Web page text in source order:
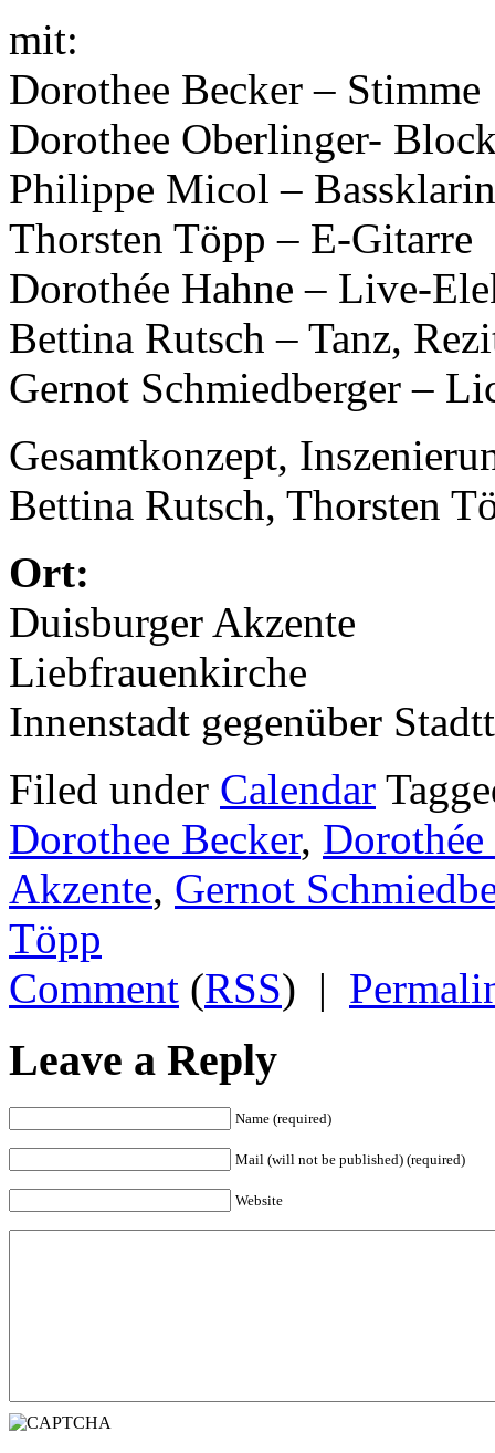
mit:
Dorothee Becker – Stimme
Dorothee Oberlinger-
Philippe Micol –
Thorsten Töpp – E-Gitarre
Dorothée Hahne – Live-
Bettina Rutsch – Tanz,
Gernot Schmiedberger –
Gesamtkonzept,
Bettina Rutsch, Thorsten
Ort:
Duisburger Akzente
Liebfrauenkirche
Innenstadt gegenüber
Filed under Calendar
Dorothee Becker, Dorothée
Akzente, Gernot
Töpp
Comment (RSS) |
Leave a Reply
Name (required)
Mail (will not be published) (required)
Website